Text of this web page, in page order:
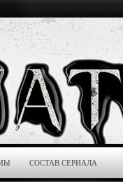
СОСТАВ СЕРИАЛА